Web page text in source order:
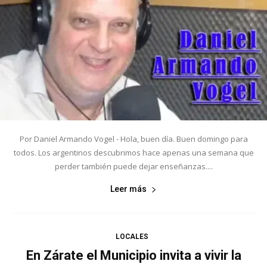
Por Daniel Armando Vogel - Hola, buen día. Buen domingo para
todos. Los argentinos descubrimos hace apenas una semana que
perder también puede dejar enseñanzas....
Leer más
LOCALES
En Zárate el Municipio invita a vivir la